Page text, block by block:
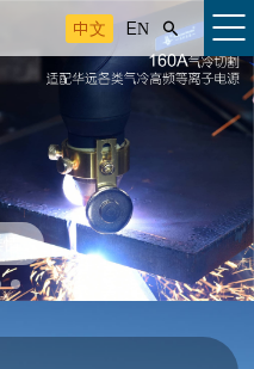
中文 EN 